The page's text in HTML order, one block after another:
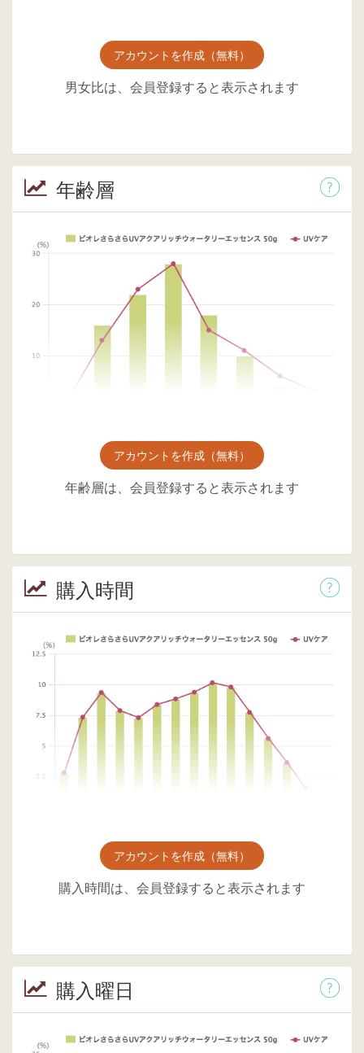
アカウントを作成（無料）
男女比は、会員登録すると表示されます
年齢層
アカウントを作成（無料）
年齢層は、会員登録すると表示されます
購入時間
アカウントを作成（無料）
購入時間は、会員登録すると表示されます
購入曜日